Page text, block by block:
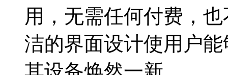
用，无需任何付费，
洁的界面设计使用户